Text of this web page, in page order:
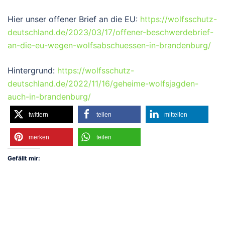
Hier unser offener Brief an die EU: https://wolfsschutz-
deutschland.de/2023/03/17/offener-beschwerdebrief-
an-die-eu-wegen-wolfsabschuessen-in-brandenburg/
Hintergrund: https://wolfsschutz-
deutschland.de/2022/11/16/geheime-wolfsjagden-
auch-in-brandenburg/
twittern teilen mitteilen
merken teilen
Gefällt mir: